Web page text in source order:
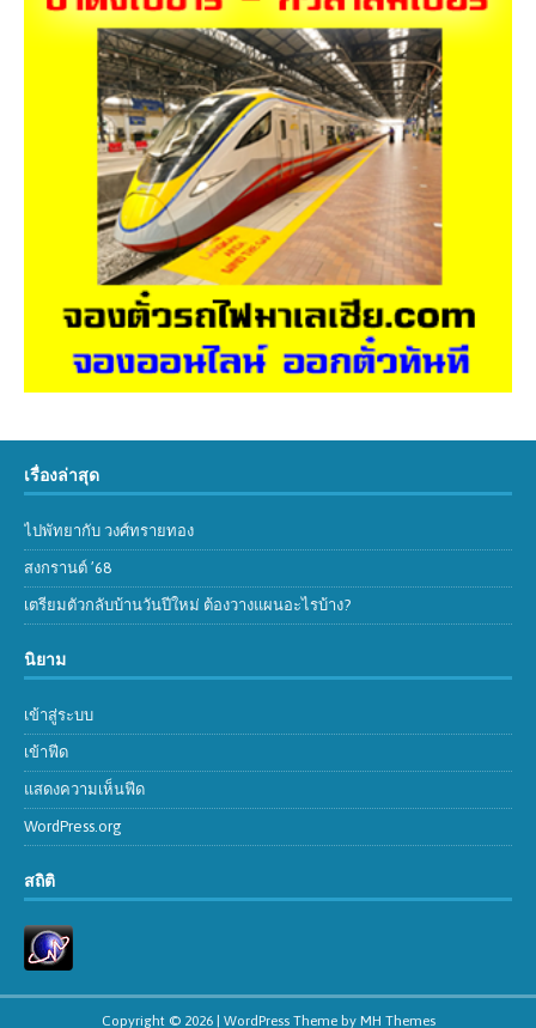
เรื่องล่าสุด
ไปพัทยากับ วงศ์ทรายทอง
สงกรานต์ ’68
เตรียมตัวกลับบ้านวันปีใหม่ ต้องวางแผนอะไรบ้าง?
นิยาม
เข้าสู่ระบบ
เข้าฟีด
แสดงความเห็นฟีด
WordPress.org
สถิติ
Copyright © 2026 | WordPress Theme by MH Themes